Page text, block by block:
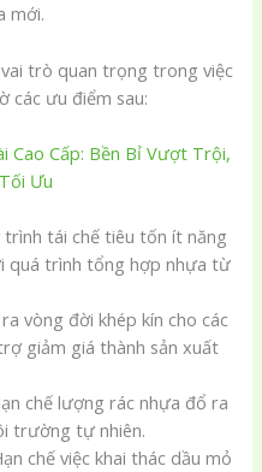
mới.
trò quan trọng trong việc
các ưu điểm sau:
Cao Cấp: Bền Bỉ Vượt Trội,
Ưu
trình tái chế tiêu tốn ít năng
quá trình tổng hợp nhựa từ
vòng đời khép kín cho các
giảm giá thành sản xuất
chế lượng rác nhựa đổ ra
trường tự nhiên.
chế việc khai thác dầu mỏ